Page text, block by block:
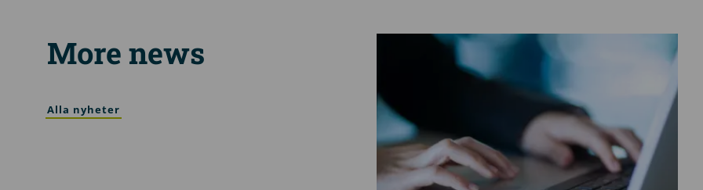
More news
Alla nyheter